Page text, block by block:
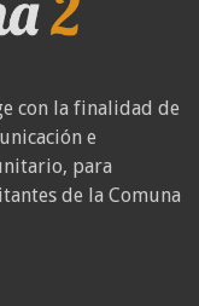
con la finalidad de
e
para
de la Comuna